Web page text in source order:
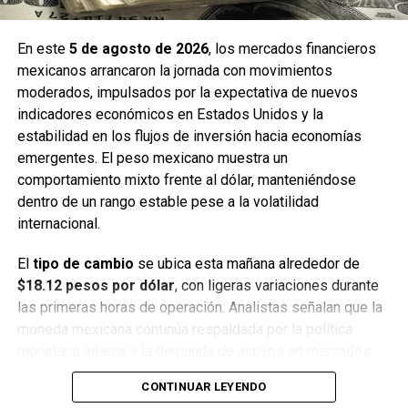
controlada genera un panorama de relativa calma para los
los anuncios internacionales que podrían influir en el
comportamiento del peso en los próximos días.
Fuente: 5to Poder Agencia de Noticias
Recibe las noticias al instante
Quinto Podery recibe las noticias más
importantes de Quintana Roo directamente
en tu teléfono.
En este 5 de agosto de 2026, los mercados financieros
mexicanos arrancaron la jornada con movimientos
moderados, impulsados por la expectativa de nuevos
indicadores económicos en Estados Unidos y la
estabilidad en los flujos de inversión hacia economías
emergentes. El peso mexicano muestra un
comportamiento mixto frente al dólar, manteniéndose
dentro de un rango estable pese a la volatilidad
internacional.
El tipo de cambio se ubica esta mañana alrededor de
$18.12 pesos por dólar, con ligeras variaciones durante
las primeras horas de operación. Analistas señalan que la
moneda mexicana continúa respaldada por la política
emergentes, aunque persisten riesgos asociados a la
inflación global y los movimientos de la Reserva Federal.
CONTINUAR LEYENDO